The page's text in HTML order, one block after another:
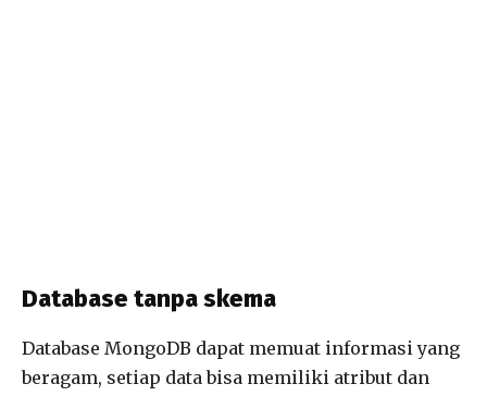
Database tanpa skema
Database MongoDB dapat memuat informasi yang
beragam, setiap data bisa memiliki atribut dan